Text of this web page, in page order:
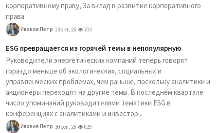
корпоративному праву, За вклад в развитие корпоративного
права
Иванов Петр 13 окт, 25 703
ESG превращается из горячей темы в непопулярную
Руководители энергетических компаний теперь говорят
гораздо меньше об экологических, социальных и
управленческих проблемах, чем раньше, поскольку аналитики и
акционеры переходят на другие темы. В последнем квартале
число упоминаний руководителями тематики ESG в
конференциях с аналитиками и инвестор...
Иванов Петр 30 сен, 25 829